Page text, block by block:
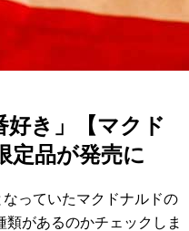
好き」【マクド
定品が発売に
っていたマクドナルドの
があるのかチェックしま